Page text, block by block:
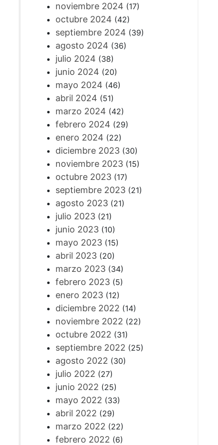
noviembre 2024 (17)
octubre 2024 (42)
septiembre 2024 (39)
agosto 2024 (36)
julio 2024 (38)
junio 2024 (20)
mayo 2024 (46)
abril 2024 (51)
marzo 2024 (42)
febrero 2024 (29)
enero 2024 (22)
diciembre 2023(30)
noviembre 2023(15)
octubre 2023(17)
septiembre 2023(21)
agosto 2023(21)
julio 2023(21)
junio 2023(10)
mayo 2023(15)
abril 2023(20)
marzo 2023(34)
febrero 2023(5)
enero 2023(12)
diciembre 2022 (14)
noviembre 2022 (22)
octubre 2022 (31)
septiembre 2022 (25)
agosto 2022 (30)
julio 2022 (27)
junio 2022 (25)
mayo 2022 (33)
abril 2022 (29)
marzo 2022 (22)
febrero 2022 (6)